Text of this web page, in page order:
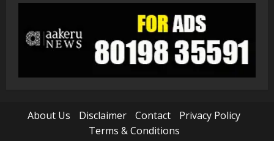
About Us Disclaimer Contact
Privacy Policy
Terms & Conditions